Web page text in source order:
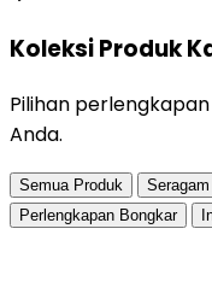
Koleksi Produk
Pilihan
Anda.
Semua Produk Seragam
Perlengkapan Bongkar